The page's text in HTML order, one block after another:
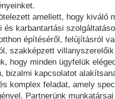
amellett, hogy kiváló
és karbantartási
építéséről, felújításról
szakképzett
hogy minden ügyfelük
bizalmi kapcsolatot
komplex feladat, amely
Partnerünk